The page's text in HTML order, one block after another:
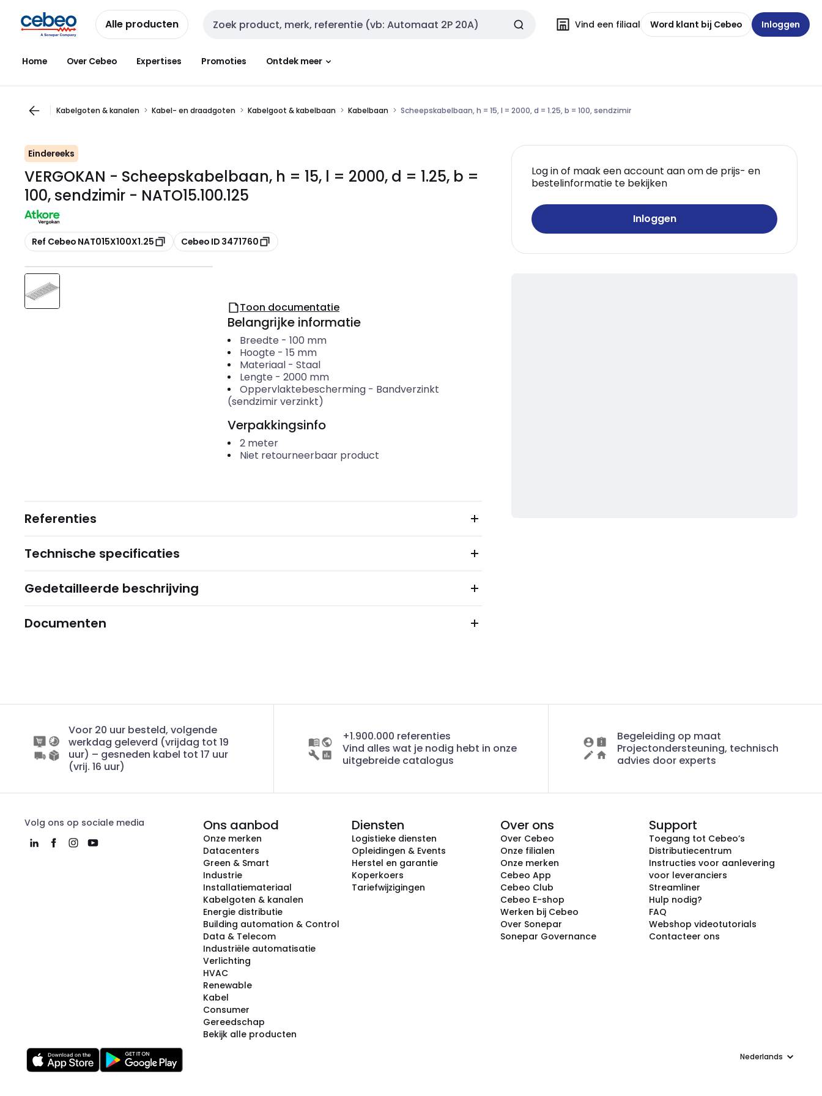
naar
navigatie
naar
inhoud
Alle producten Zoekveld invoer Vind een filiaal Word klant bij Cebeo Inloggen
Home Over Cebeo Expertises Promoties Ontdek meer
Kabelgoten & kanalen Kabel- en draadgoten Kabelgoot & kabelbaan Kabelbaan Scheepskabelbaan, h = 15, l = 2000, d = 1.25, b = 100, sendzimir
Eindereeks
VERGOKAN - Scheepskabelbaan, h = 15, l = 2000, d = 1.25, b =
100, sendzimir - NATO15.100.125
Kopiëren
Ref Cebeo NAT015X100X1.25 Kopiëren
Cebeo ID 3471760
Log in of maak een account aan om de prijs- en
bestelinformatie te bekijken
Inloggen
Toon documentatie
Belangrijke informatie
Breedte - 100 mm
Hoogte - 15 mm
Materiaal- Staal
Lengte - 2000 mm
Oppervlaktebescherming- Bandverzinkt
(sendzimir verzinkt)
Verpakkingsinfo
2 meter
Niet retourneerbaar product
Referenties
Technische specificaties
Gedetailleerde beschrijving
Documenten
Voor 20 uur besteld, volgende
werkdag geleverd (vrijdag tot 19
uur) – gesneden kabel tot 17 uur
(vrij. 16 uur)
+1.900.000 referenties
Vind alles wat je nodig hebt in onze
uitgebreide catalogus
Begeleiding op maat
Projectondersteuning, technisch
advies door experts
Volg ons op sociale media Ons aanbod
Onze merken
Datacenters
Green & Smart
Industrie
Installatiemateriaal
Kabelgoten & kanalen
Energie distributie
Building automation & Control
Data & Telecom
Industriële automatisatie
Verlichting
HVAC
Renewable
Kabel
Consumer
Gereedschap
Bekijk alle producten
Diensten
Logistieke diensten
Opleidingen & Events
Herstel en garantie
Koperkoers
Tariefwijzigingen
Over ons
Over Cebeo
Onze filialen
Onze merken
Cebeo App
Cebeo Club
Cebeo E-shop
Werken bij Cebeo
Over Sonepar
Sonepar Governance
Support
Toegang tot Cebeo’s
Distributiecentrum
Instructies voor aanlevering
voor leveranciers
Streamliner
Hulp nodig?
FAQ
Webshop videotutorials
Contacteer ons
Taal